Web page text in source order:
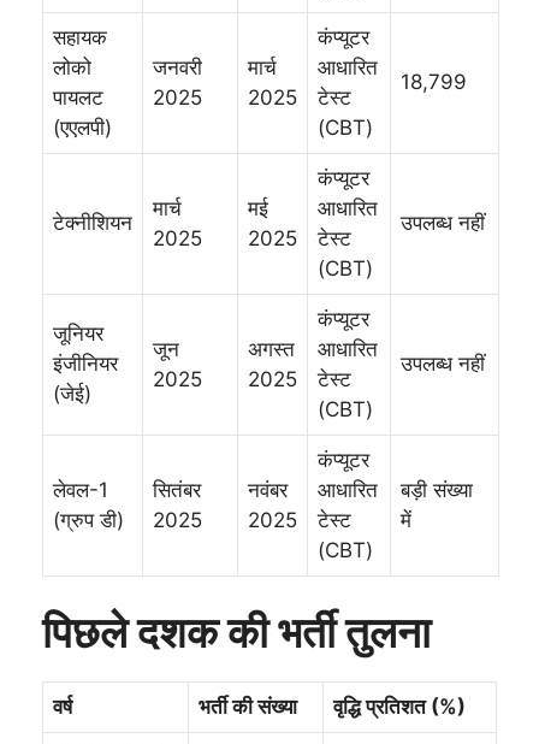
सहायक
लोको
पायलट
(एएलपी)
जनवरी
2025
मार्च
2025
कंप्यूटर
आधारित
टेस्ट
(CBT)
18,799
टेक्नीशियन
मार्च
2025
मई
2025
कंप्यूटर
आधारित
टेस्ट
(CBT)
उपलब्ध नहीं
जूनियर
इंजीनियर
(जेई)
जून
2025
अगस्त
2025
कंप्यूटर
आधारित
टेस्ट
(CBT)
उपलब्ध नहीं
लेवल-1
(ग्रुप डी)
सितंबर
2025
नवंबर
2025
कंप्यूटर
आधारित
टेस्ट
(CBT)
बड़ी संख्या
में
पिछले दशक की भर्ती तुलना
वर्ष भर्ती की संख्या वृद्धि प्रतिशत (%)